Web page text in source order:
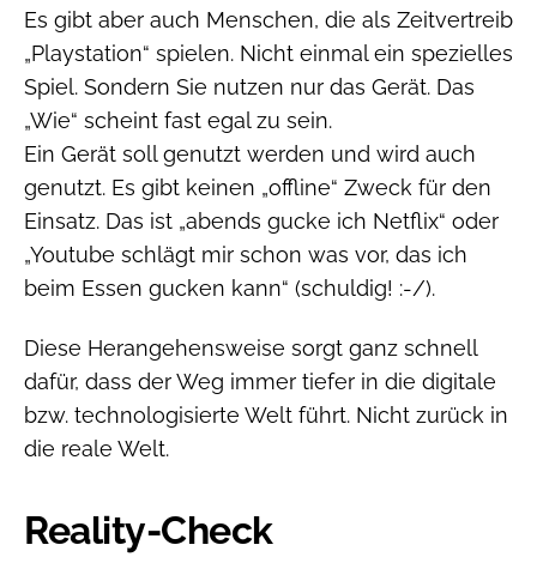
Es gibt aber auch Menschen, die als Zeitvertreib
„Playstation“ spielen. Nicht einmal ein spezielles
Spiel. Sondern Sie nutzen nur das Gerät. Das
„Wie“ scheint fast egal zu sein.
Ein Gerät soll genutzt werden und wird auch
genutzt. Es gibt keinen „offline“ Zweck für den
Einsatz. Das ist „abends gucke ich Netflix“ oder
„Youtube schlägt mir schon was vor, das ich
beim Essen gucken kann“ (schuldig! :-/).
Diese Herangehensweise sorgt ganz schnell
dafür, dass der Weg immer tiefer in die digitale
bzw. technologisierte Welt führt. Nicht zurück in
die reale Welt.
Reality-Check